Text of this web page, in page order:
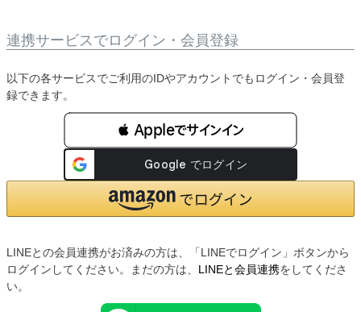
連携サービスでログイン・会員登録
以下の各サービスでご利用のIDやアカウントでもログイン・会員登
録できます。
 Appleでサインイン
LINEとの会員連携がお済みの方は、「LINEでログイン」ボタンから
ログインしてください。まだの方は、 LINEと会員連携をしてくださ
い。